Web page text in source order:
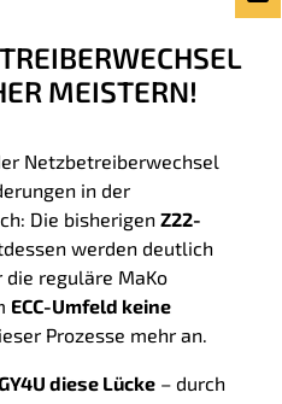
MEISTERN!
Netzbetreiberwechsel
in der
Die bisherigen Z22-
werden deutlich
reguläre MaKo
ECC-Umfeld keine
Prozesse mehr an.
diese Lücke – durch